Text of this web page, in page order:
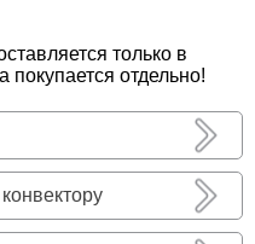
только в
покупается отдельно!